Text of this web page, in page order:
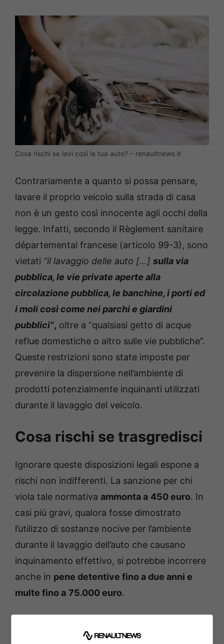
Cosa rischi se lavi così la tua auto? – renaultnews.it
Contrariamente a quanto si possa pensare,
lavare il proprio veicolo sulla strada di casa
non è un gesto così innocente agli occhi della
legge. Infatti, secondo il Règlement sanitaire
départemental francese (articolo 99-3), sono
vietati “il lavaggio delle auto […] sulla via
pubblica, le vie private aperte alla
circolazione pubblica, le banchine, i porti ed
i moli così come nei parchi e giardini
pubblici”, oltre a “qualsiasi getto di acque
reflue domestiche o altro sulle vie pubbliche”.
Queste restrizioni sono state imposte per
prevenire la dispersione nell’ambiente di
prodotti potenzialmente inquinanti utilizzati
durante il lavaggio del veicolo.
Cosa rischi se trasgredisci
Ignorare queste disposizioni legali espone a
rischi non indifferenti. La sanzione per chi
viola tale normativa ammonta a 450 euro. In
casi più gravi, qualora fosse dimostrato
l’utilizzo di sostanze nocive per l’ambiente
durante il lavaggio dell’auto che causano
inquinamento effettivo, si potrebbe incorrere
anche in pene detentive fino a due anni e
multe fino a 75.000 euro.